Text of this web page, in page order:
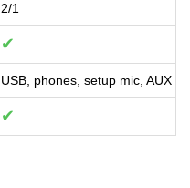
2/1
✔
USB, phones, setup mic, AUX
✔